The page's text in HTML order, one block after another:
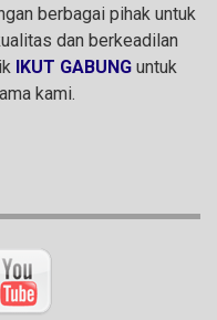
berbagai pihak untuk
dan berkeadilan
IKUT GABUNG untuk
kami.